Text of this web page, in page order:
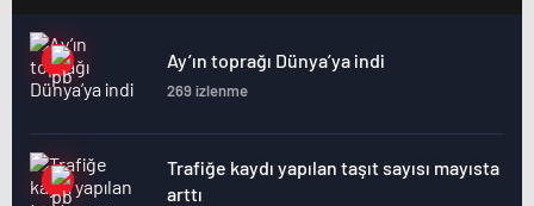
Ay’ın toprağı Dünya’ya indi
269 izlenme
Trafiğe kaydı yapılan taşıt sayısı mayısta
arttı